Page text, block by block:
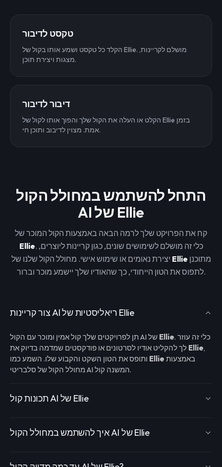
טקסט לדיבור
הקלד כל טקסט ושמע אותו בקול של Ellie. מושלם לקריינות,
מצגות ויצירת תוכן.
דיבור לדיבור
הקלט או העלה את הקול שלך והפוך אותו לקול של Ellie בזמן
אמת. מצוין לדיבוב ותוכן חי.
התחל להשתמש במחולל הקול
AI של Ellie
קח את הפרויקט שלך לרמה הבאה באמצעות הקול המוכר של
Ellie. כלי זה מושלם לשימושים שונים, כגון קריינות ליוצרים,
Ellie
לתפוס את הטון הייחודי, כך שהאודיו שלך יישמע מוכר וברור.
צור קריינות AI ריאליסטיות של Ellie
Ellie. כלי זה עוזר
Ellie,
Ellie
מחולל הקול של סלבריטי AI המשנה קול.
תכונות קול AI של Ellie
איך להשתמש במחולל הקול AI של Ellie